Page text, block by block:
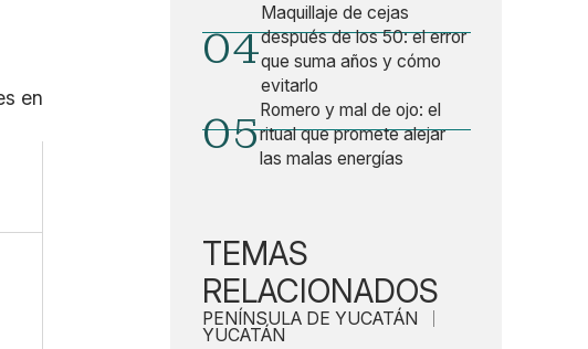
04
Maquillaje de cejas
después de los 50: el error
que suma años y cómo
evitarlo
05Romero y mal de ojo: el
ritual que promete alejar
las malas energías
TEMAS
RELACIONADOS
PENÍNSULA DE YUCATÁN
YUCATÁN